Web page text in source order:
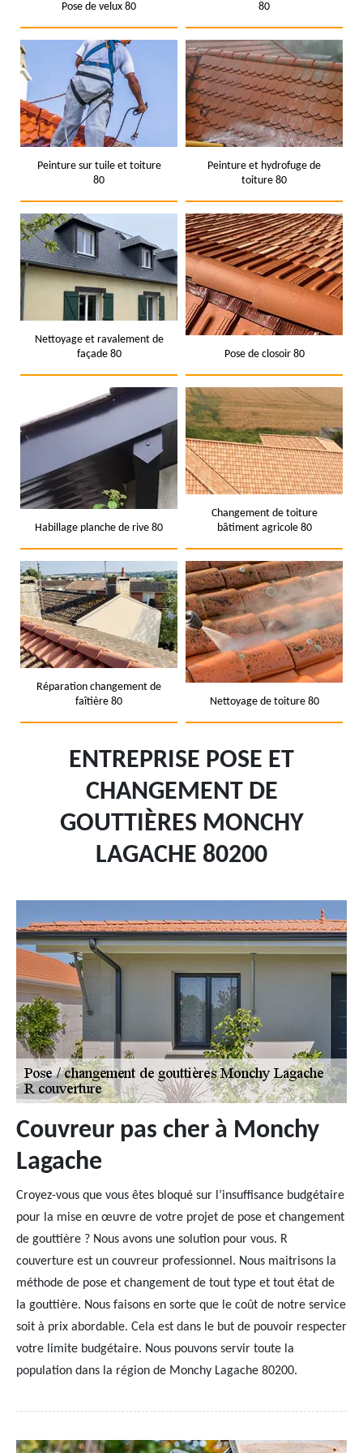
Pose de velux 80
80
Peinture sur tuile et toiture
80
Peinture et hydrofuge de
toiture 80
Nettoyage et ravalement de
façade 80
Pose de closoir 80
Habillage planche de rive 80
Changement de toiture
bâtiment agricole 80
Réparation changement de
faîtière 80
Nettoyage de toiture 80
ENTREPRISE POSE ET
CHANGEMENT DE
GOUTTIÈRES MONCHY
LAGACHE 80200
Couvreur pas cher à Monchy
Lagache
Croyez-vous que vous êtes bloqué sur l’insuffisance budgétaire
pour la mise en œuvre de votre projet de pose et changement
de gouttière ? Nous avons une solution pour vous. R
couverture est un couvreur professionnel. Nous maitrisons la
méthode de pose et changement de tout type et tout état de
la gouttière. Nous faisons en sorte que le coût de notre service
soit à prix abordable. Cela est dans le but de pouvoir respecter
votre limite budgétaire. Nous pouvons servir toute la
population dans la région de Monchy Lagache 80200.